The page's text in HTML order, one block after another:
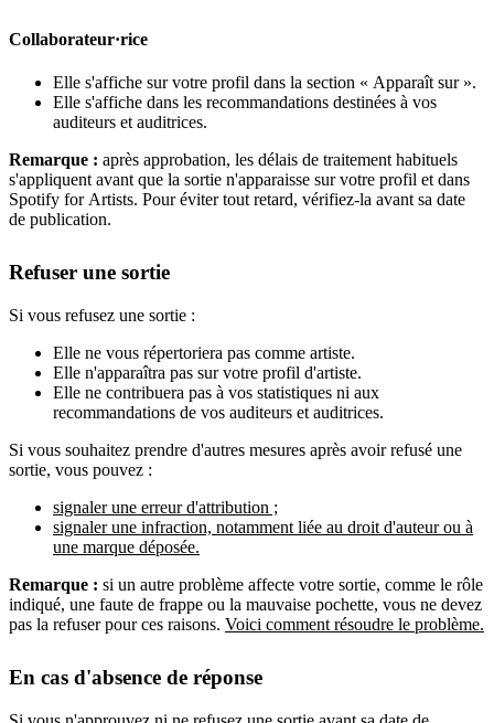
Collaborateur·rice
Elle s'affiche sur votre profil dans la section « Apparaît sur ».
Elle s'affiche dans les recommandations destinées à vos
auditeurs et auditrices.
Remarque : après approbation, les délais de traitement habituels
s'appliquent avant que la sortie n'apparaisse sur votre profil et dans
Spotify for Artists. Pour éviter tout retard, vérifiez-la avant sa date
de publication.
Refuser une sortie
Si vous refusez une sortie :
Elle ne vous répertoriera pas comme artiste.
Elle n'apparaîtra pas sur votre profil d'artiste.
Elle ne contribuera pas à vos statistiques ni aux
recommandations de vos auditeurs et auditrices.
Si vous souhaitez prendre d'autres mesures après avoir refusé une
sortie, vous pouvez :
signaler une erreur d'attribution ;
signaler une infraction, notamment liée au droit d'auteur ou à
une marque déposée.
Remarque : si un autre problème affecte votre sortie, comme le rôle
indiqué, une faute de frappe ou la mauvaise pochette, vous ne devez
pas la refuser pour ces raisons. Voici comment résoudre le problème.
En cas d'absence de réponse